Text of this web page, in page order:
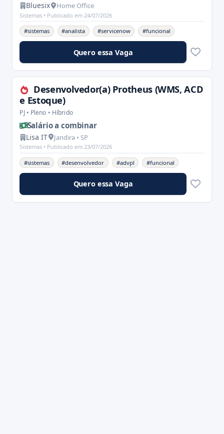
Bluesix Home Office
Sistemas • Publicado em 24/07/2026
#sistemas #analista #servicenow #funcional
Quero essa Vaga
Desenvolvedor(a) Protheus (WMS, ACD
e Estoque)
PJ • Pleno • Híbrido
Salário a combinar
Lisa IT Jandira • SP
Sistemas • Publicado em 23/07/2026
#sistemas #desenvolvedor #advpl #funcional
Quero essa Vaga